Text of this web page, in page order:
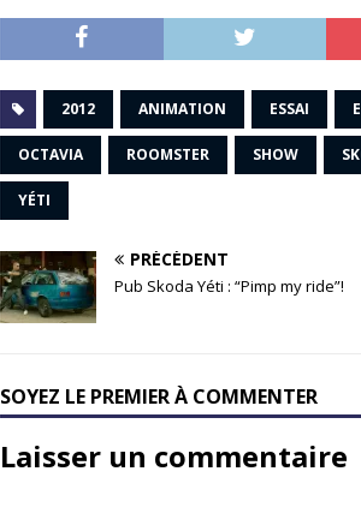
2012 ANIMATION ESSAI
OCTAVIA ROOMSTER SHOW
YÉTI
PRÉCÉDENT
Pub Skoda Yéti : “Pimp my ride”!
SOYEZ LE PREMIER À COMMENTER
Laisser un commentaire